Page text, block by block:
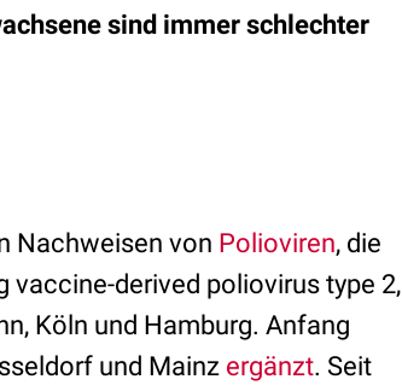
sind immer schlechter
Nachweisen von Polioviren, die
derived poliovirus type 2,
Köln und Hamburg. Anfang
und Mainz ergänzt. Seit